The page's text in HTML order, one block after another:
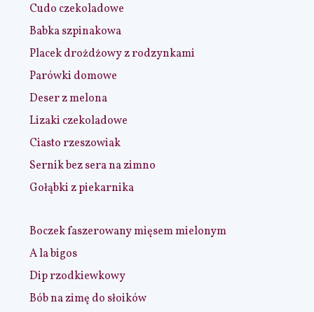
Cudo czekoladowe
Babka szpinakowa
Placek drożdżowy z rodzynkami
Parówki domowe
Deser z melona
Lizaki czekoladowe
Ciasto rzeszowiak
Sernik bez sera na zimno
Gołąbki z piekarnika
Boczek faszerowany mięsem mielonym
A la bigos
Dip rzodkiewkowy
Bób na zimę do słoików